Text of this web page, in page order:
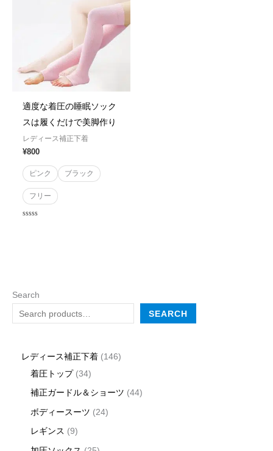
Search
SEARCH
レディース補正下着
146
着圧トップ 34
補正ガードル＆ショーツ
44
ボディースーツ
24
レギンス
9
適度な着圧の睡眠ソック
スは履くだけで美脚作り
レディース補正下着
¥800
ピンク ブラック
フリー